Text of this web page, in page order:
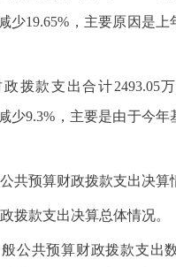
少19.65%，主要原因是
政拨款支出合计2493.05
少9.3%，主要是由于今
共预算财政拨款支出决算
政拨款支出决算总体情况。
公共预算财政拨款支出